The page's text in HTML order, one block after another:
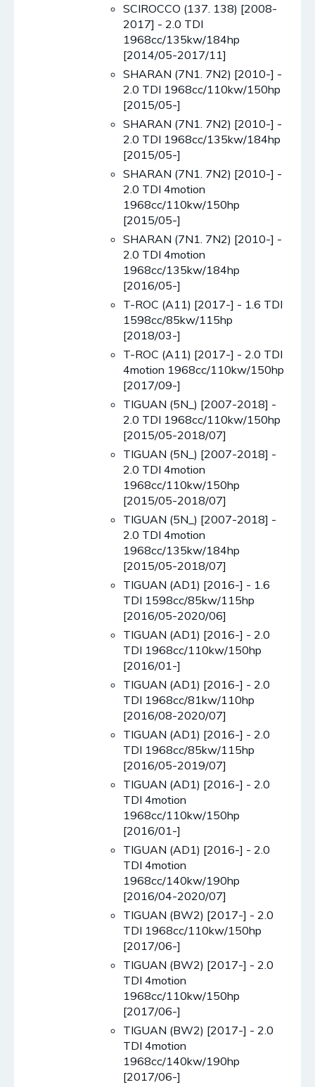
SCIROCCO (137. 138) [2008-
2017] - 2.0 TDI
1968cc/135kw/184hp
[2014/05-2017/11]
SHARAN (7N1. 7N2) [2010-] -
2.0 TDI 1968cc/110kw/150hp
[2015/05-]
SHARAN (7N1. 7N2) [2010-] -
2.0 TDI 1968cc/135kw/184hp
[2015/05-]
SHARAN (7N1. 7N2) [2010-] -
2.0 TDI 4motion
1968cc/110kw/150hp
[2015/05-]
SHARAN (7N1. 7N2) [2010-] -
2.0 TDI 4motion
1968cc/135kw/184hp
[2016/05-]
T-ROC (A11) [2017-] - 1.6 TDI
1598cc/85kw/115hp
[2018/03-]
T-ROC (A11) [2017-] - 2.0 TDI
4motion 1968cc/110kw/150hp
[2017/09-]
TIGUAN (5N_) [2007-2018] -
2.0 TDI 1968cc/110kw/150hp
[2015/05-2018/07]
TIGUAN (5N_) [2007-2018] -
2.0 TDI 4motion
1968cc/110kw/150hp
[2015/05-2018/07]
TIGUAN (5N_) [2007-2018] -
2.0 TDI 4motion
1968cc/135kw/184hp
[2015/05-2018/07]
TIGUAN (AD1) [2016-] - 1.6
TDI 1598cc/85kw/115hp
[2016/05-2020/06]
TIGUAN (AD1) [2016-] - 2.0
TDI 1968cc/110kw/150hp
[2016/01-]
TIGUAN (AD1) [2016-] - 2.0
TDI 1968cc/81kw/110hp
[2016/08-2020/07]
TIGUAN (AD1) [2016-] - 2.0
TDI 1968cc/85kw/115hp
[2016/05-2019/07]
TIGUAN (AD1) [2016-] - 2.0
TDI 4motion
1968cc/110kw/150hp
[2016/01-]
TIGUAN (AD1) [2016-] - 2.0
TDI 4motion
1968cc/140kw/190hp
[2016/04-2020/07]
TIGUAN (BW2) [2017-] - 2.0
TDI 1968cc/110kw/150hp
[2017/06-]
TIGUAN (BW2) [2017-] - 2.0
TDI 4motion
1968cc/110kw/150hp
[2017/06-]
TIGUAN (BW2) [2017-] - 2.0
TDI 4motion
1968cc/140kw/190hp
[2017/06-]